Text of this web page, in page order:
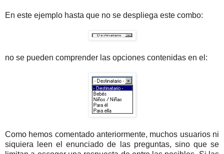
En este ejemplo hasta que no se despliega este combo:
no se pueden comprender las opciones contenidas en el:
Como hemos comentado anteriormente, muchos usuarios ni
siquiera leen el enunciado de las preguntas, sino que se